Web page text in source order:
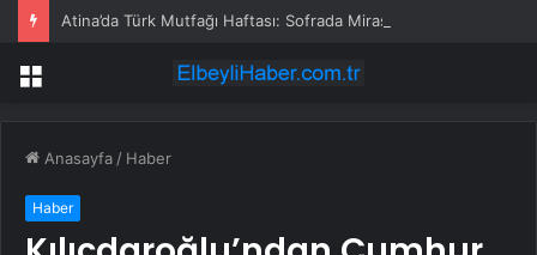
Atina’da Türk Mutfağı Haftası: Sofrada Miras
Menü
Anasayfa / Haber
Haber